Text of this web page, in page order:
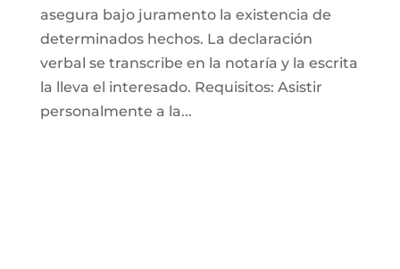
asegura bajo juramento la existencia de
determinados hechos. La declaración
verbal se transcribe en la notaría y la escrita
la lleva el interesado. Requisitos: Asistir
personalmente a la...